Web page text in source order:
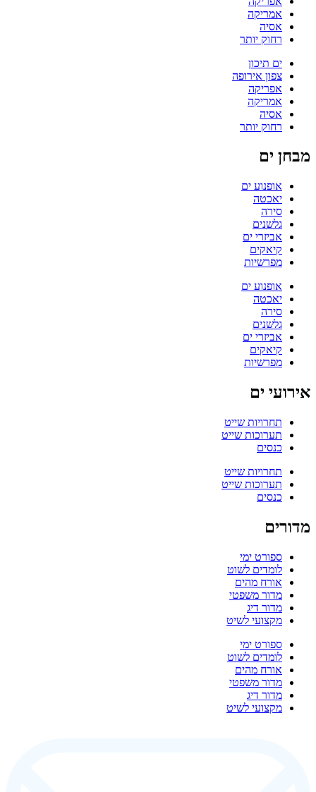
אמריקה
אסיה
רחוק יותר
ים תיכון
צפון אירופה
אפריקה
אמריקה
אסיה
רחוק יותר
מבחן ים
אופנוע ים
יאכטה
סירה
גלשנים
אביזרי ים
קיאקים
מפרשיות
אופנוע ים
יאכטה
סירה
גלשנים
אביזרי ים
קיאקים
מפרשיות
אירועי ים
תחרויות שייט
תערוכות שייט
כנסים
תחרויות שייט
תערוכות שייט
כנסים
מדורים
ספורט ימי
לומדים לשוט
אורח מהים
מדור משפטי
מדור דיג
מקצועי לשיט
ספורט ימי
לומדים לשוט
אורח מהים
מדור משפטי
מדור דיג
מקצועי לשיט